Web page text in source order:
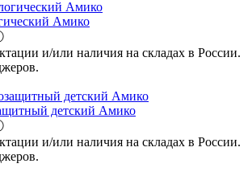
Амико
и/или наличия на складах в России.
детский Амико
и/или наличия на складах в России.